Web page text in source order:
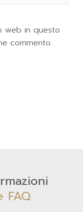
web in questo
commento.
FAQ